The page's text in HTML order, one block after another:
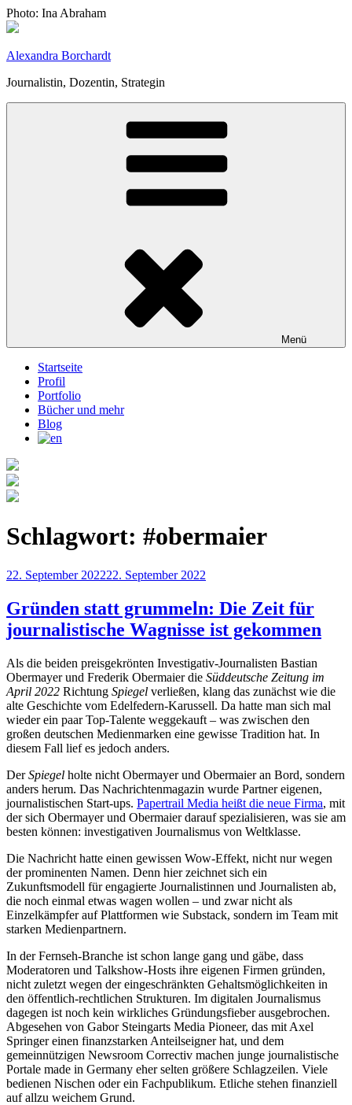
Zum
Inhalt
Photo: Ina Abraham
Alexandra Borchardt
Journalistin, Dozentin, Strategin
Menü
Startseite
Profil
Portfolio
Bücher und mehr
Blog
Schlagwort: #obermaier
Veröffentlicht
22. September 202222. September 2022
Gründen statt grummeln: Die Zeit für
journalistische Wagnisse ist gekommen
Als die beiden preisgekrönten Investigativ-Journalisten Bastian
Obermayer und Frederik Obermaier die Süddeutsche Zeitung im
April 2022 Richtung Spiegel verließen, klang das zunächst wie die
alte Geschichte vom Edelfedern-Karussell. Da hatte man sich mal
wieder ein paar Top-Talente weggekauft – was zwischen den
großen deutschen Medienmarken eine gewisse Tradition hat. In
diesem Fall lief es jedoch anders.
DerSpiegel holte nicht Obermayer und Obermaier an Bord, sondern
anders herum. Das Nachrichtenmagazin wurde Partner eigenen,
journalistischen Start-ups. Papertrail Media heißt die neue Firma, mit
der sich Obermayer und Obermaier darauf spezialisieren, was sie am
besten können: investigativen Journalismus von Weltklasse.
Die Nachricht hatte einen gewissen Wow-Effekt, nicht nur wegen
der prominenten Namen. Denn hier zeichnet sich ein
Zukunftsmodell für engagierte Journalistinnen und Journalisten ab,
die noch einmal etwas wagen wollen – und zwar nicht als
Einzelkämpfer auf Plattformen wie Substack, sondern im Team mit
starken Medienpartnern.
In der Fernseh-Branche ist schon lange gang und gäbe, dass
Moderatoren und Talkshow-Hosts ihre eigenen Firmen gründen,
nicht zuletzt wegen der eingeschränkten Gehaltsmöglichkeiten in
den öffentlich-rechtlichen Strukturen. Im digitalen Journalismus
dagegen ist noch kein wirkliches Gründungsfieber ausgebrochen.
Abgesehen von Gabor Steingarts Media Pioneer, das mit Axel
Springer einen finanzstarken Anteilseigner hat, und dem
gemeinnützigen Newsroom Correctiv machen junge journalistische
Portale made in Germany eher selten größere Schlagzeilen. Viele
bedienen Nischen oder ein Fachpublikum. Etliche stehen finanziell
auf allzu weichem Grund.